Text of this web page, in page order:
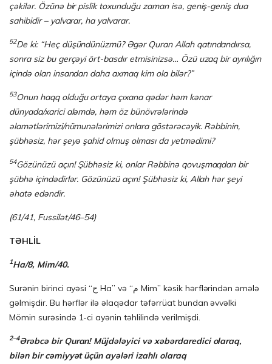
çəkilər. Özünə bir pislik toxunduğu zaman isə, geniş-geniş dua
sahibidir – yalvarar, ha yalvarar.
52De ki: “Heç düşündünüzmü? Əgər Quran Allah qatındandırsa,
sonra siz bu gerçəyi ört-basdır etmisinizsə… Özü uzaq bir ayrılığın
içində olan insandan daha axmaq kim ola bilər?”
53Onun haqq olduğu ortaya çıxana qədər həm kənar
dünyada/xarici aləmdə, həm öz bü­növ­rə­lə­rin­də
əlamətlərimizi/nümunələrimizi onlara göstərəcəyik. Rəbbinin,
şübhəsiz, hər şe­yə şahid olmuş olması da yetmədimi?
54Gözünüzü açın! Şübhəsiz ki, onlar Rəbbinə qovuşmaqdan bir
şübhə içindədirlər. Gözünüzü açın! Şübhəsiz ki, Allah hər şeyi
əhatə edəndir.
(61/41, Fussilət/46–54)
TƏHLİL
1Ha/8, Mim/40.
Surənin birinci ayəsi “ح Ha” və “م Mim” kəsik hərflərindən əmələ
gəlmişdir. Bu hərflər ilə əlaqədar təfərrüat bundan əvvəlki
Mömin surəsində 1-ci ayənin təhlilində verilmişdi.
2–4Ərəbcə bir Quran! Müjdələyici və xəbərdaredici olaraq,
bilən bir cəmiyyət üçün ayələri izahlı olaraq